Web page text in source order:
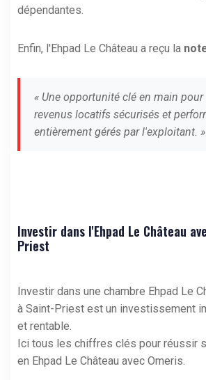
dépendantes.
Enfin, l'Ehpad Le Château a reçu la
« Une opportunité clé en main pour
revenus locatifs sécurisés et
entièrement gérés par l'exploitant. »
Investir dans l'Ehpad Le Château
Priest
Investir dans une chambre Ehpad Le
à Saint-Priest est un investissement
et rentable.
Ici tous les chiffres clés pour réussir
en Ehpad Le Château avec Omeris.